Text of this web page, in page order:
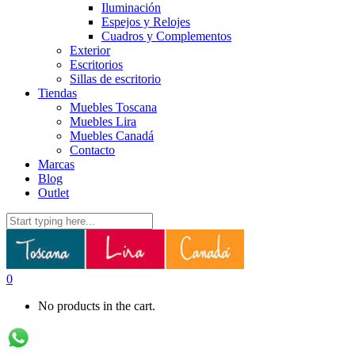
Iluminación
Espejos y Relojes
Cuadros y Complementos
Exterior
Escritorios
Sillas de escritorio
Tiendas
Muebles Toscana
Muebles Lira
Muebles Canadá
Contacto
Marcas
Blog
Outlet
0
No products in the cart.